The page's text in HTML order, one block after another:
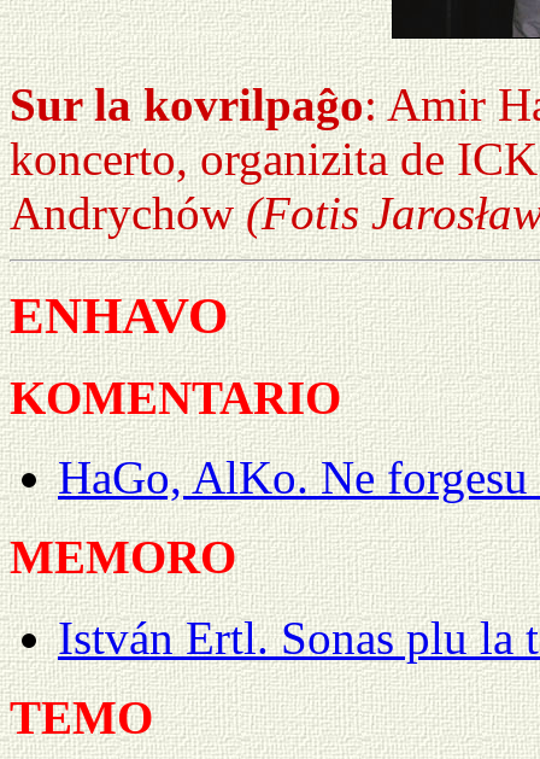
Sur la kovrilpaĝo: Amir
koncerto, organizita de
Andrychów(Fotis
ENHAVO
KOMENTARIO
HaGo, AlKo. Ne forgesu
MEMORO
István Ertl. Sonas plu la
TEMO